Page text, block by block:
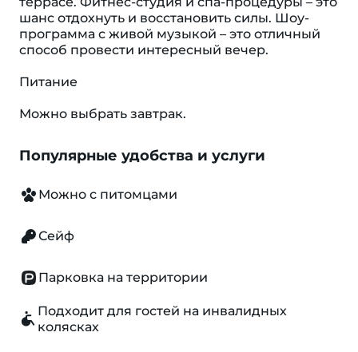
шанс отдохнуть и восстановить силы. Шоу-
программа с живой музыкой – это отличный
способ провести интересный вечер.
Питание
Можно выбрать завтрак.
Популярные удобства и услуги
Можно с питомцами
Сейф
Парковка на территории
Подходит для гостей на инвалидных
колясках